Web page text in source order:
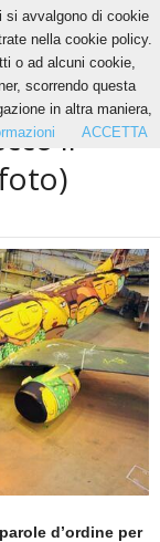
(foto)
il
d’ordine per
si avvalgono di cookie
nella cookie policy.
o ad alcuni cookie,
scorrendo questa
in altra maniera,
ACCETTA